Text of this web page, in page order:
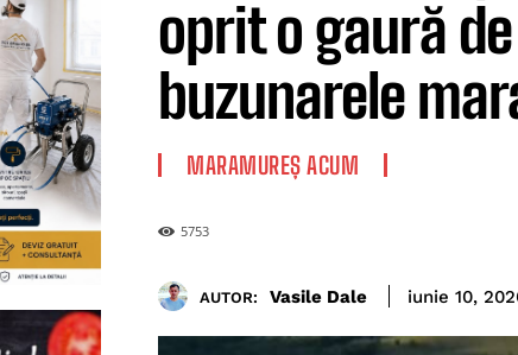
oprit o gaură
buzunarele
MARAMUREȘ ACUM
5753
AUTOR: Vasile Dale iunie 10,